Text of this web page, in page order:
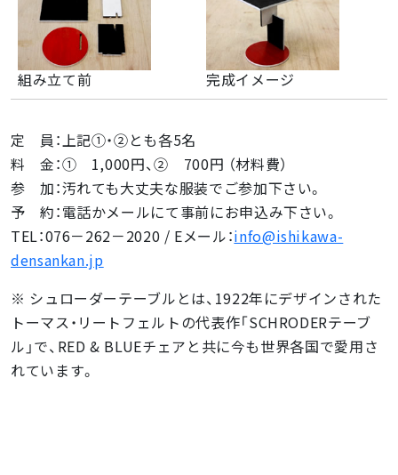
組み立て前 完成イメージ
定 員：上記①・②とも各5名
料 金：① 1,000円、② 700円 （材料費）
参 加：汚れても大丈夫な服装でご参加下さい。
予 約：電話かメールにて事前にお申込み下さい。
TEL：076－262－2020 / Eメール：info@ishikawa-
densankan.jp
※ シュローダーテーブルとは、1922年にデザインされた
トーマス・リートフェルトの代表作「SCHRODERテーブ
ル」で、RED & BLUEチェアと共に今も世界各国で愛用さ
れています。